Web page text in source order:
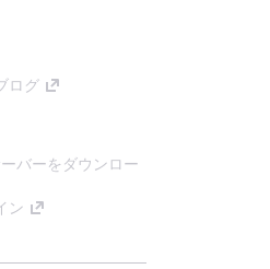
ログ
バーをダウンロー
ン